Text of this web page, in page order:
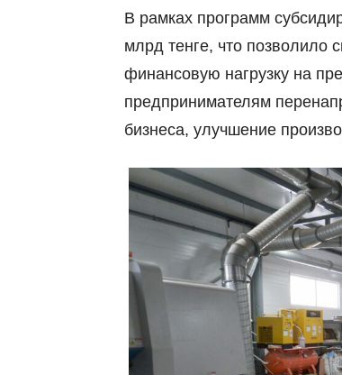
В рамках программ
млрд тенге, что позволило
финансовую нагрузку на
предпринимателям
бизнеса, улучшение